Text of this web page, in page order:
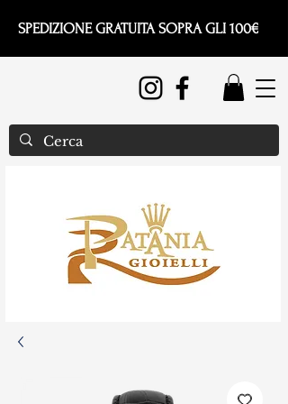
SPEDIZIONE GRATUITA SOPRA GLI 100€